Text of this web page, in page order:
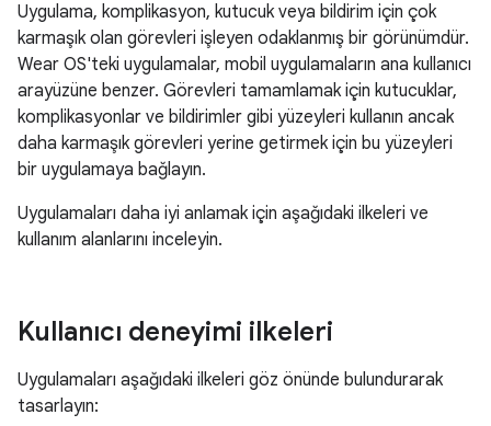
Uygulama, komplikasyon, kutucuk veya bildirim için çok
karmaşık olan görevleri işleyen odaklanmış bir görünümdür.
Wear OS'teki uygulamalar, mobil uygulamaların ana kullanıcı
arayüzüne benzer. Görevleri tamamlamak için kutucuklar,
komplikasyonlar ve bildirimler gibi yüzeyleri kullanın ancak
daha karmaşık görevleri yerine getirmek için bu yüzeyleri
bir uygulamaya bağlayın.
Uygulamaları daha iyi anlamak için aşağıdaki ilkeleri ve
kullanım alanlarını inceleyin.
Kullanıcı deneyimi ilkeleri
Uygulamaları aşağıdaki ilkeleri göz önünde bulundurarak
tasarlayın: